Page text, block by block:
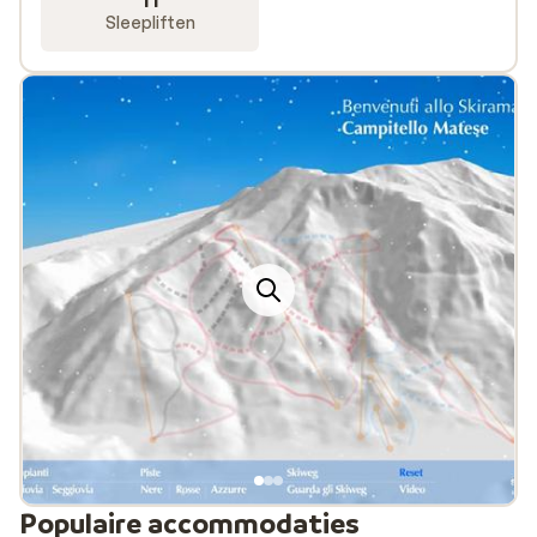
vooral op het zonnige plateau Ciampedie in
sleeën, proberen te skiën en verblijven in “Kinderland”
te Canazei. “Kinderland” is een park voor kinderen
vanaf 4 jaar waar ze spelletjes kunnen spelen en alvast
een eerste kennismaking hebben met de sneeuw. Ook in
Ciampac boven Alba is een kinderspeelpark waar
skileraren en verzorgers voor het amusement zorgen.
Voor de jeugd is er het sneeuwpark in Pozza di Fassa.
Het gebied kent nog meer sportmogelijkheden zoals,
paragliding, ijsklimmen, snowtubing en sleeën. Met de
skibus kun je voor circa €10,- per persoon per week
gemakkelijk de verschillende dorpen bezoeken.
Kortom: in Val di Fassa valt genoeg te beleven en is een
geschikt gebied voor iedereen!
Nieuwe moderne kabelbaan in Val di Fassa
Sleepliften
Populaire accommodaties